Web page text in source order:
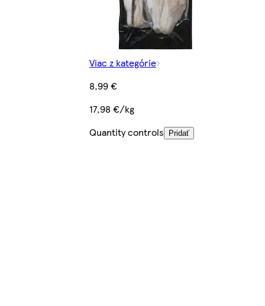
Viac z kategórie
8,99 €
17,98 €/kg
Quantity controls
Pridať